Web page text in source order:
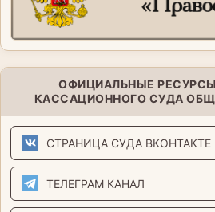
ОФИЦИАЛЬНЫЕ
КАССАЦИОННОГО СУДА
СТРАНИЦА СУДА ВКОНТАКТЕ
ТЕЛЕГРАМ КАНАЛ